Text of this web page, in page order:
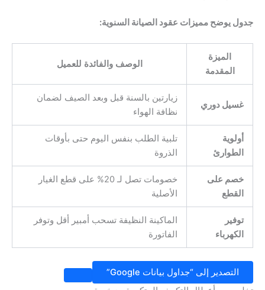
جدول يوضح مميزات عقود الصيانة السنوية:
الميزة
المقدمة
الوصف والفائدة للعميل
غسيل دوري
زيارتين بالسنة قبل وبعد الصيف لضمان
نظافة الهواء
أولوية
الطوارئ
تلبية الطلب بنفس اليوم حتى بأوقات
الذروة
خصم على
القطع
خصومات تصل لـ 20% على قطع الغيار
الأصلية
توفير
الكهرباء
الماكينة النظيفة تسحب أمبير أقل وتوفر
الفاتورة
التصدير إلى “جداول بيانات Google”